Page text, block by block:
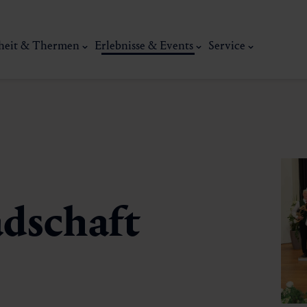
& Thermen Erlebnisse & Events Service
Kunst,